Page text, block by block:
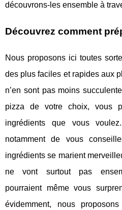
découvrons-les ensemble à
Découvrez comment
Nous proposons ici toutes
des plus faciles et rapides aux
n’en sont pas moins
pizza de votre choix, vous
ingrédients que vous
notamment de vous
ingrédients se marient
ne vont surtout pas
pourraient même vous
évidemment, nous